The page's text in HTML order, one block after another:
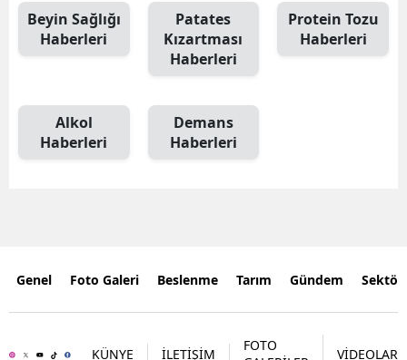
Beyin Sağlığı
Haberleri
Patates
Kızartması
Haberleri
Protein Tozu
Haberleri
Alkol
Haberleri
Demans
Haberleri
Genel Foto Galeri Beslenme Tarım Gündem
KÜNYE İLETİŞİM
FOTO
VİDEOLAR